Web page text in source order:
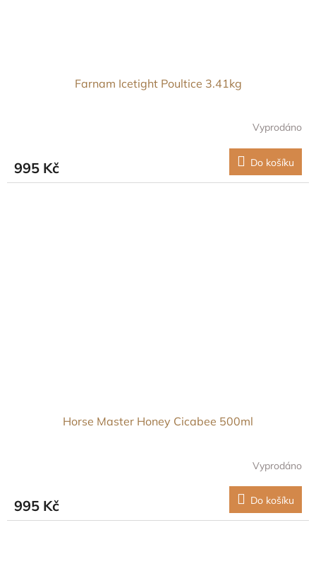
Farnam Icetight Poultice 3.41kg
Vyprodáno
995 Kč Do košíku
Horse Master Honey Cicabee 500ml
Vyprodáno
995 Kč Do košíku